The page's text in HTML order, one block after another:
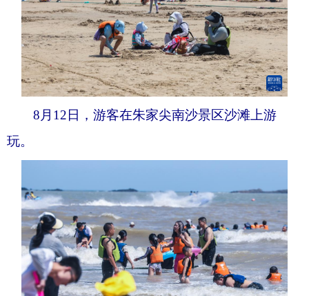
8月12日，游客在朱家尖南沙景区沙滩上游
玩。